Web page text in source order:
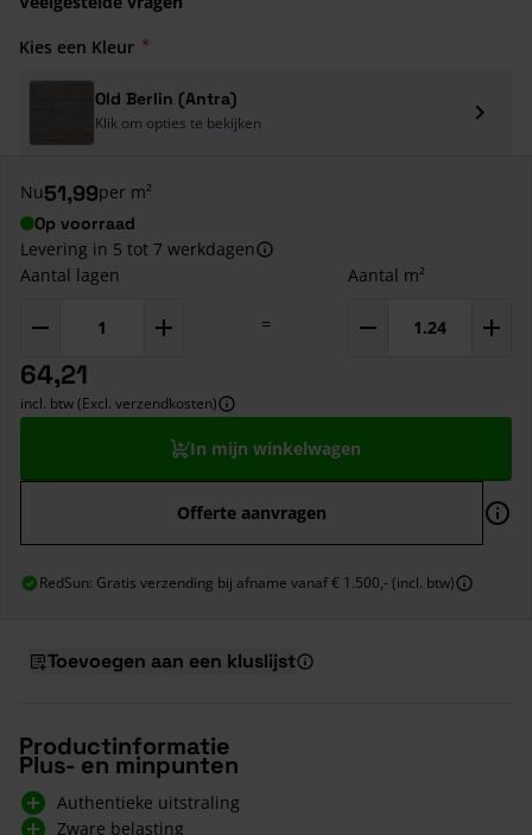
Kies een Kleur
Old Berlin (Antra)
Klik om opties te bekijken
Nu51,99per m²
Op voorraad
Levering in 5 tot 7 werkdagen
Aantal lagen
=
Aantal m²
64,21
incl. btw (Excl. verzendkosten)
In mijn winkelwagen
Offerte aanvragen
RedSun: Gratis verzending bij afname vanaf € 1.500,- (incl. btw)
Toevoegen aan een kluslijst
Productinformatie
Plus- en minpunten
Authentieke uitstraling
Zware belasting